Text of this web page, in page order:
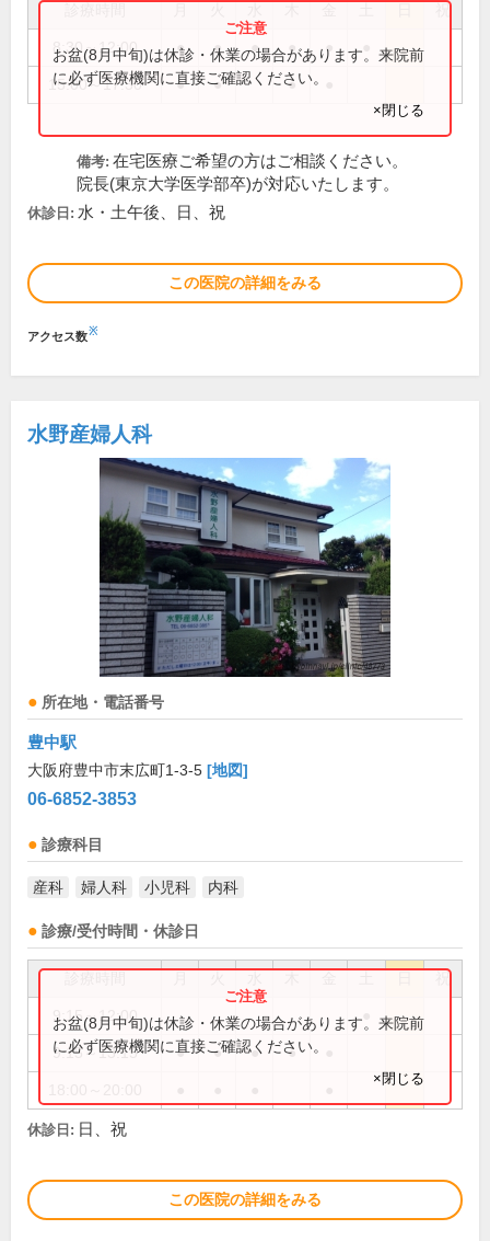
祝
8:30～12:00 ● ● ● ● ●
15:00～17:30 ● ● ●
お盆(8月中旬)は休診・休業の場合があります。来院前
に必ず医療機関に直接ご確認ください。
×閉じる
備考: 在宅医療ご希望の方はご相談ください。
院長(東京大学医学部卒)が対応いたします。
休診日: 水・土午後、日、祝
この医院の詳細をみる
アクセス数※
水野産婦人科
所在地・電話番号
豊中駅
大阪府豊中市末広町1-3-5 [地図]
06-6852-3853
診療科目
産科 婦人科 小児科 内科
診療/受付時間・休診日
祝
9:15～12:00
9:15～13:15 ● ● ● ●
お盆(8月中旬)は休診・休業の場合があります。来院前
に必ず医療機関に直接ご確認ください。
×閉じる
休診日: 日、祝
この医院の詳細をみる